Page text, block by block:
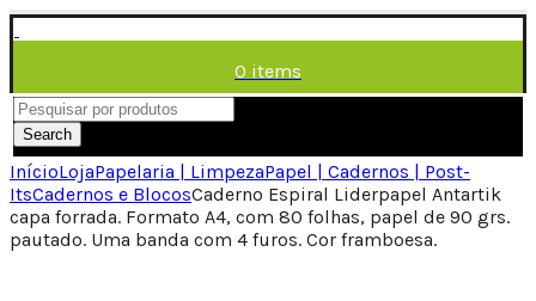
0 items
/ 0,00€
Menu
Search
InícioLojaPapelaria | LimpezaPapel | Cadernos | Post-
ItsCadernos e BlocosCaderno Espiral Liderpapel Antartik
capa forrada. Formato A4, com 80 folhas, papel de 90 grs.
pautado. Uma banda com 4 furos. Cor framboesa.